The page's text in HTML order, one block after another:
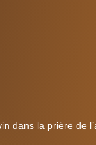
dans la prière de